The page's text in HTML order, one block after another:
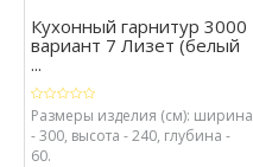
Кухонный гарнитур 3000
вариант 7 Лизет (белый
...
Размеры изделия (см): ширина
- 300, высота - 240, глубина -
60.